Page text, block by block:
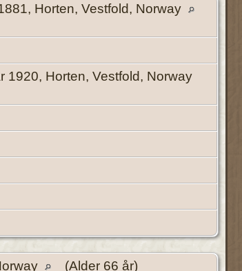
Horten, Vestfold, Norway
1920, Horten, Vestfold, Norway
(Alder 66 år)